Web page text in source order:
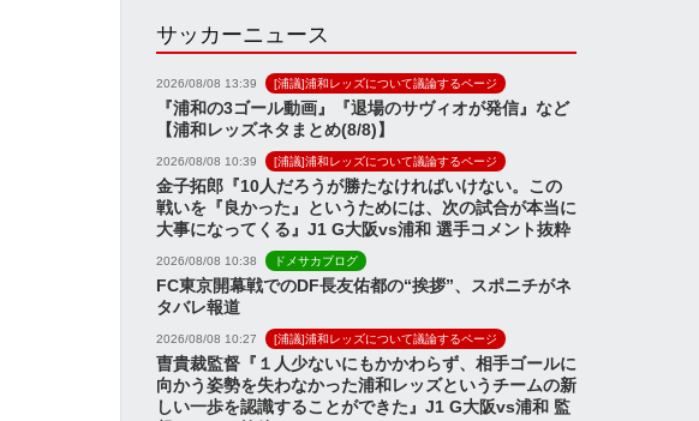
l
サッカーニュース
2026/08/08 13:39 [浦議]浦和レッズについて議論するページ
『浦和の3ゴール動画』『退場のサヴィオが発信』など
【浦和レッズネタまとめ(8/8)】
2026/08/08 10:39 [浦議]浦和レッズについて議論するページ
金子拓郎『10人だろうが勝たなければいけない。この
戦いを『良かった』というためには、次の試合が本当に
大事になってくる』J1 G大阪vs浦和 選手コメント抜粋
2026/08/08 10:38 ドメサカブログ
FC東京開幕戦でのDF長友佑都の“挨拶”、スポニチがネ
タバレ報道
2026/08/08 10:27 [浦議]浦和レッズについて議論するページ
曺貴裁監督『１人少ないにもかかわらず、相手ゴールに
向かう姿勢を失わなかった浦和レッズというチームの新
しい一歩を認識することができた』J1 G大阪vs浦和 監